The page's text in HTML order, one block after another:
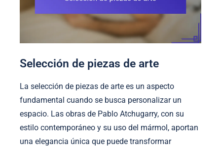
Selección de piezas de arte
La selección de piezas de arte es un aspecto
fundamental cuando se busca personalizar un
espacio. Las obras de Pablo Atchugarry, con su
estilo contemporáneo y su uso del mármol, aportan
una elegancia única que puede transformar